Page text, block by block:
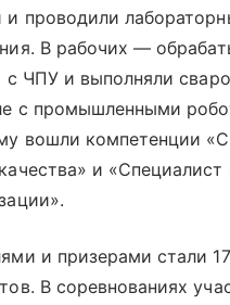
и проводили
В рабочих —
с ЧПУ и выполняли
с промышленными
вошли компетенции
и «Специалист
и призерами стали
В соревнованиях